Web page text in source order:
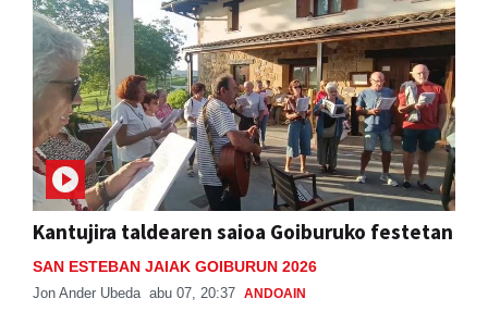
Kantujira taldearen saioa Goiburuko festetan
SAN ESTEBAN JAIAK GOIBURUN 2026
Jon Ander Ubeda abu 07, 20:37 ANDOAIN